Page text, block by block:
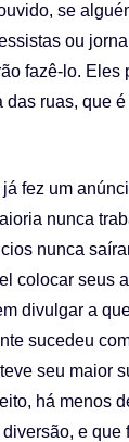
se
ou
fazê-lo. Eles
das ruas, que
fez um
nunca
nunca
colocar seus
divulgar a
sucedeu
seu maior
há menos
e que